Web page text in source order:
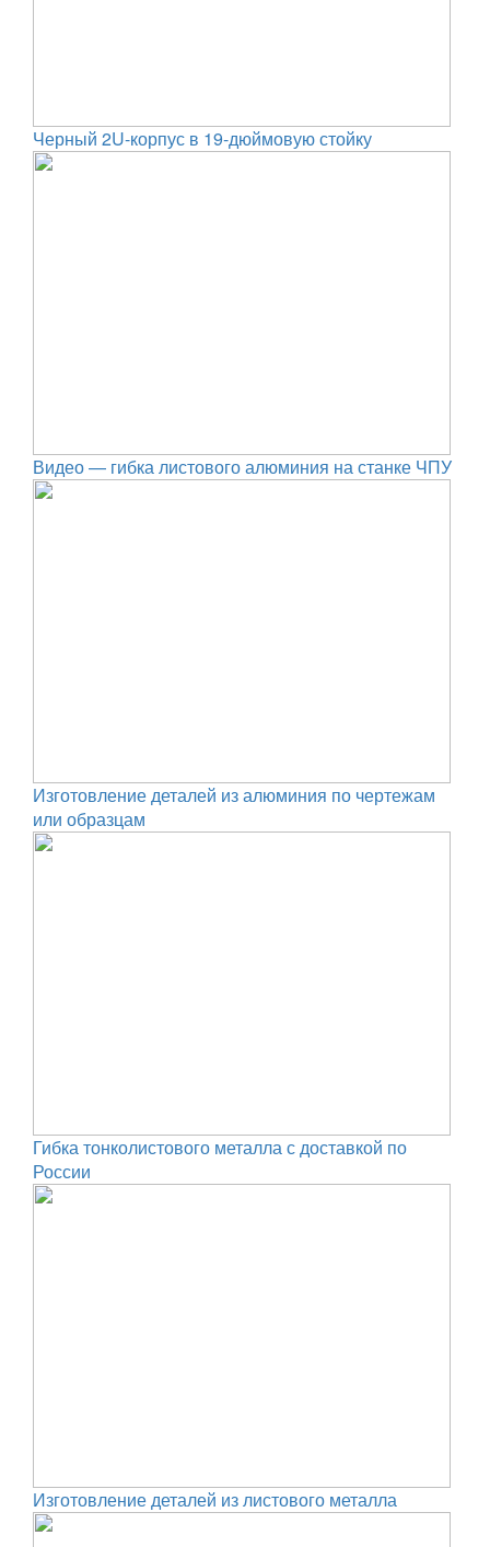
Черный 2U-корпус в 19-дюймовую стойку
Видео — гибка листового алюминия на станке ЧПУ
Изготовление деталей из алюминия по чертежам
или образцам
Гибка тонколистового металла с доставкой по
России
Изготовление деталей из листового металла